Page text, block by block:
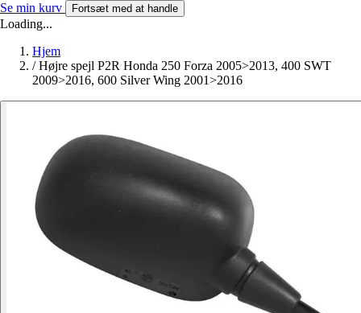
Se min kurv Fortsæt med at handle
Loading...
Hjem
/ Højre spejl P2R Honda 250 Forza 2005>2013, 400 SWT
2009>2016, 600 Silver Wing 2001>2016